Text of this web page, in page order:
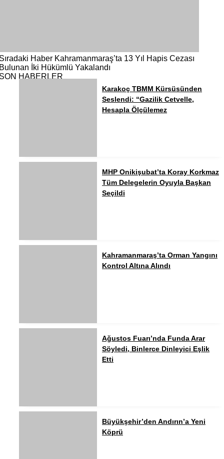
Haber Kahramanmaraş’ta 13 Yıl Hapis Cezası
İki Hükümlü Yakalandı
HABERLER
Karakoç TBMM Kürsüsünden
Seslendi: “Gazilik Cetvelle,
Hesapla Ölçülemez
MHP Onikişubat’ta Koray Korkmaz
Tüm Delegelerin Oyuyla Başkan
Seçildi
Kahramanmaraş’ta Orman Yangını
Kontrol Altına Alındı
Ağustos Fuarı’nda Funda Arar
Söyledi, Binlerce Dinleyici Eşlik
Etti
Büyükşehir’den Andırın’a Yeni
Köprü